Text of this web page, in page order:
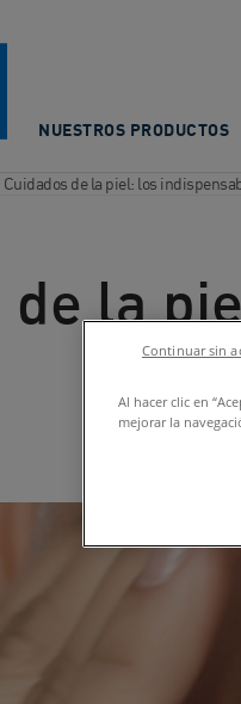
NUESTROS PRODUCTOS
Cuidados de la piel: los
de la
Al hacer clic en
mejorar la
Continuar sin